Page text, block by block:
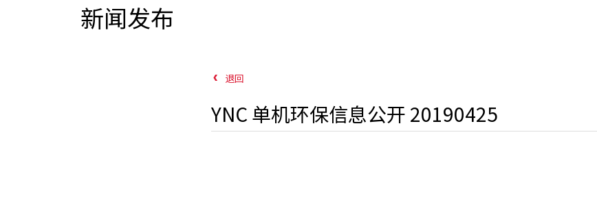
新闻发布
退回
YNC 单机环保信息公开 20190425